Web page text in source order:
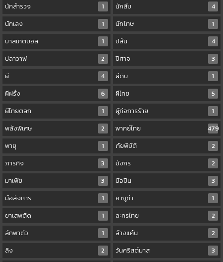
นักสำรวจ
1 นักสืบ
4
นักเลง
1 นักโทษ
1
บาสเกตบอล
1 ปล้น
4
ปลาวาฬ
2 ปีศาจ
3
ผี
4 ผีดิบ
1
ผีฝรั่ง
6 ผีไทย
5
ผีไทยตลก
1 ผู้ก่อการร้าย
1
พลังพิเศษ
2 พากย์ไทย
479
พายุ
1 ภัยพิบัติ
2
ภารกิจ
3 มังกร
2
มาเฟีย
3 มือปืน
3
มือสังหาร
1 ยากูซ่า
1
ยาเสพติด
1 ละครไทย
2
ลักพาตัว
1 ล้างแค้น
2
ลิง
2 วันคริสต์มาส
3